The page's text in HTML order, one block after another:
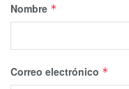
Nombre *
Correo electrónico *